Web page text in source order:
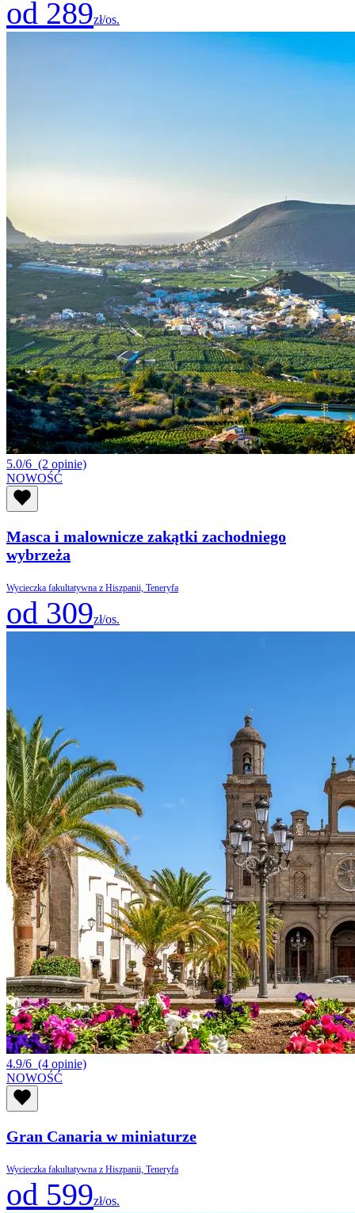
od 289zł/os.
5.0/6 (2 opinie)
NOWOŚĆ
Masca i malownicze zakątki zachodniego
wybrzeża
Wycieczka fakultatywna z Hiszpanii, Teneryfa
od 309zł/os.
4.9/6 (4 opinie)
NOWOŚĆ
Gran Canaria w miniaturze
Wycieczka fakultatywna z Hiszpanii, Teneryfa
od 599zł/os.